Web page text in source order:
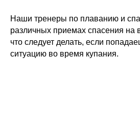
Наши тренеры по плаванию и
различных приемах спасения на
что следует делать, если
ситуацию во время купания.